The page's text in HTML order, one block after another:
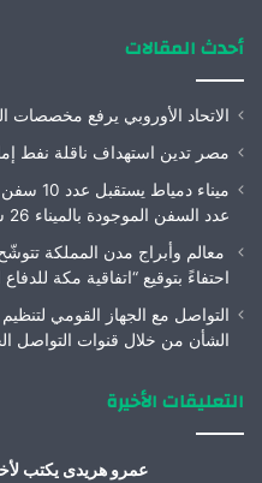
أحدث المقالات
الاتحاد الأوروبي يرفع مخصصات
مصر تدين استهداف ناقلة نفط
عدد السفن الموجودة بالميناء 26 سفينة
معالم وأبراج مدن المملكة
احتفاءً بتوقيع “اتفاقية مكة
التواصل مع الجهاز القومي
الشأن من خلال قنوات التواصل
التعليقات الأخيرة
عمرو هريدى يكتب